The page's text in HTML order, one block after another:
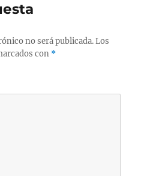
no será publicada. Los
con *